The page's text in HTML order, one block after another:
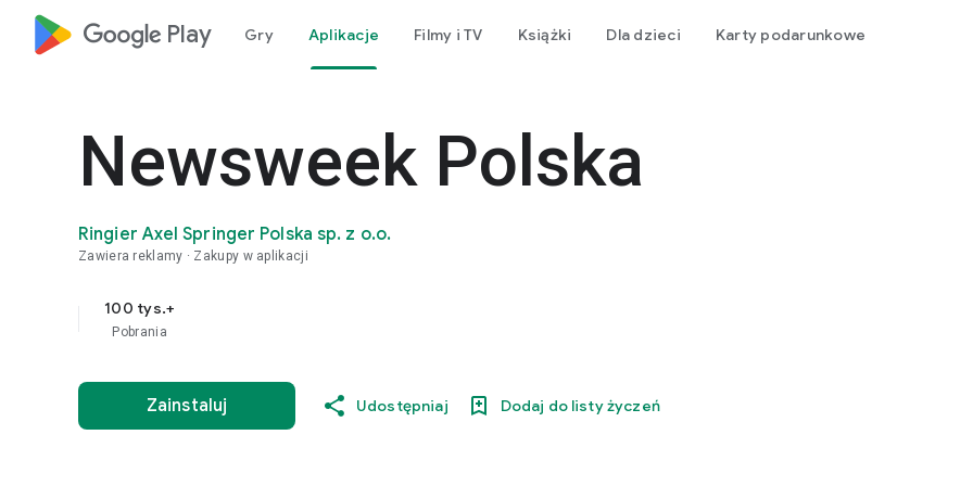
google_logo Play Gry Aplikacje Filmy i TV Książki Dla dzieci Karty podarunkowe
Newsweek Polska
Ringier Axel Springer Polska sp. z o.o.
Zawiera reklamy Zakupy w aplikacji
100 tys.+
Pobrania
Zainstaluj Udostępniaj Dodaj do listy życzeń